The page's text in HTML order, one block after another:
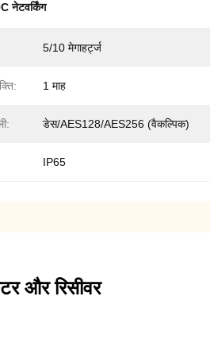
नेटवर्किंग
5/10 मेगाहर्ट्ज
1 माह
डेस/AES128/AES256 (वैकल्पिक)
IP65
और रिसीवर